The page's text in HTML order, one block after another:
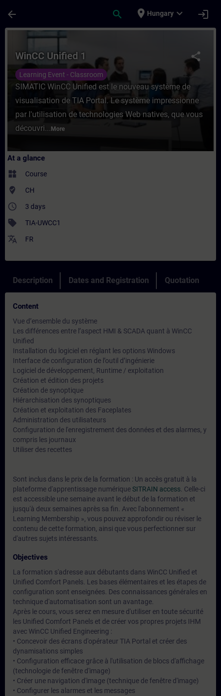
arrow_back search place Hungary expand_more login
Course - WinCC Unified 1 - Training -
share
WinCC Unified 1
Learning Event - Classroom
SIMATIC WinCC Unified est le nouveau système de
visualisation de TIA Portal. Le système impressionne
par l'utilisation de technologies Web natives, que vous
découvri... More
At a glance
widgets Course
where_to_vote CH
access_time 3 days
sell TIA-UWCC1
translate FR
Description Dates and Registration Quotation
Content
Vue d’ensemble du système
Les différences entre l’aspect HMI & SCADA quant à WinCC
Unified
Installation du logiciel en réglant les options Windows
Interface de configuration de l’outil d’ingénierie
Logiciel de développement, Runtime / exploitation
Création et édition des projets
Création de synoptique
Hiérarchisation des synoptiques
Création et exploitation des Faceplates
Administration des utilisateurs
Configuration de l'enregistrement des données et des alarmes, y
compris les journaux
Utiliser des recettes
Sont inclus dans le prix de la formation : Un accès gratuit à la
plateforme d'apprentissage numériqueSITRAIN access . Celle-ci
est accessible une semaine avant le début de la formation et
jusqu'à deux semaines après sa fin. Avec l'abonnement «
Learning Membership », vous pouvez approfondir ou réviser le
contenu de cette formation, ainsi que vous perfectionner sur
d'autres sujets intéressants.
Objectives
La formation s'adresse aux débutants dans WinCC Unified et
Unified Comfort Panels. Les bases élémentaires et les étapes de
configuration sont enseignées. Des connaissances générales en
technique d'automatisation sont un avantage.
Après le cours, vous serez en mesure d'utiliser en toute sécurité
les Unified Comfort Panels et de créer vos propres projets IHM
avec WinCC Unified Engineering :
• Concevoir des écrans d'opérateur TIA Portal et créer des
dynamisations simples
• Configuration efficace grâce à l'utilisation de blocs d'affichage
(technologie de fenêtre d'image)
• Créer une navigation d'image (technique de fenêtre d'image)
• Configurer les alarmes et les messages